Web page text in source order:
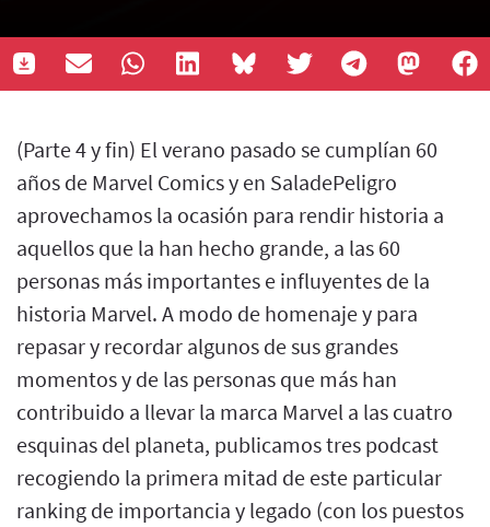
(Parte 4 y fin) El verano pasado se cumplían 60
años de Marvel Comics y en SaladePeligro
aprovechamos la ocasión para rendir historia a
aquellos que la han hecho grande, a las 60
personas más importantes e influyentes de la
historia Marvel. A modo de homenaje y para
repasar y recordar algunos de sus grandes
momentos y de las personas que más han
contribuido a llevar la marca Marvel a las cuatro
esquinas del planeta, publicamos tres podcast
recogiendo la primera mitad de este particular
ranking de importancia y legado (con los puestos